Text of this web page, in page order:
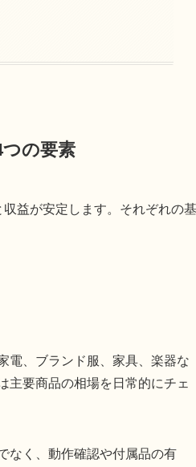
の要素
益が安定します。それぞれの基
電、ブランド服、家具、楽器な
主要商品の相場を日常的にチェ
なく、動作確認や付属品の有